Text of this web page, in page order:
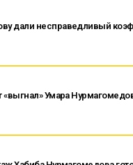
дали несправедливый
Умара